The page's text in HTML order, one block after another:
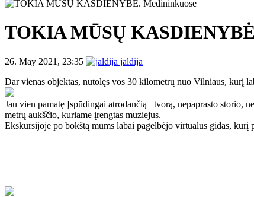
TOKIA MŪSŲ
26. May 2021, 23:35
jaldija
Dar vienas objektas, nutolęs vos 30 kilometrų nuo Vilniaus, kurį
Jau vien pamatę Įspūdingai atrodančią tvorą, nepaprasto storio,
metrų aukščio, kuriame įrengtas muziejus.
Ekskursijoje po bokštą mums labai pagelbėjo virtualus gidas, kurį